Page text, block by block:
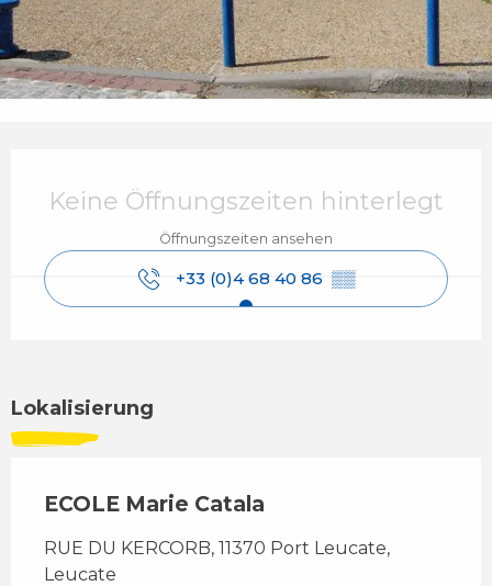
Keine Öffnungszeiten hinterlegt
Öffnungszeiten ansehen
+33 (0)4 68 40 86 ▒▒
Lokalisierung
ECOLE Marie Catala
RUE DU KERCORB, 11370 Port Leucate,
Leucate